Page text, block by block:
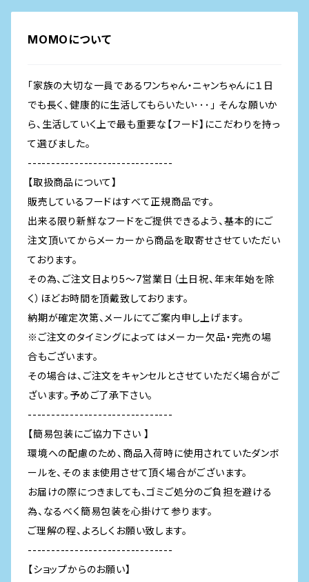
MOMOについて
「家族の大切な一員であるワンちゃん・ニャンちゃんに１日
でも長く、健康的に生活してもらいたい･･･」 そんな願いか
ら、生活していく上で最も重要な【フード】にこだわりを持っ
て選びました。
-------------------------------
【取扱商品について】
販売しているフードはすべて正規商品です。
出来る限り新鮮なフードをご提供できるよう、基本的にご
注文頂いてからメーカーから商品を取寄せさせていただい
ております。
その為、ご注文日より5～7営業日（土日祝、年末年始を除
く）ほどお時間を頂戴致しております。
納期が確定次第、メールにてご案内申し上げます。
※ご注文のタイミングによってはメーカー欠品・完売の場
合もございます。
その場合は、ご注文をキャンセルとさせていただく場合がご
ざいます。予めご了承下さい。
-------------------------------
【簡易包装にご協力下さい 】
環境への配慮のため、商品入荷時に使用されていたダンボ
ールを、そのまま使用させて頂く場合がございます。
お届けの際につきましても、ゴミご処分のご負担を避ける
為、なるべく簡易包装を心掛けて参ります。
ご理解の程、よろしくお願い致します。
-------------------------------
【ショップからのお願い】